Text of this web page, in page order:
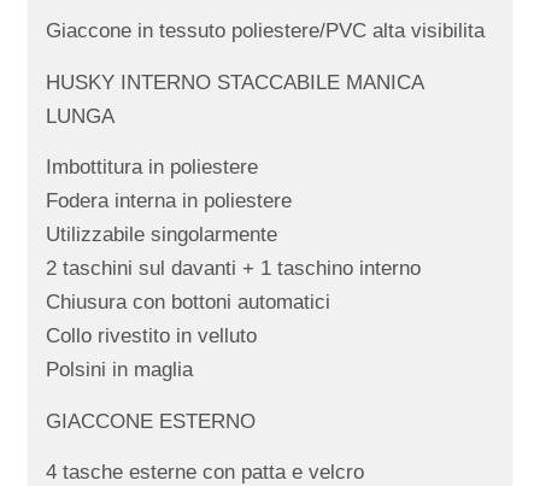
Giaccone in tessuto poliestere/PVC alta visibilita
HUSKY INTERNO STACCABILE MANICA
LUNGA
Imbottitura in poliestere
Fodera interna in poliestere
Utilizzabile singolarmente
2 taschini sul davanti + 1 taschino interno
Chiusura con bottoni automatici
Collo rivestito in velluto
Polsini in maglia
GIACCONE ESTERNO
4 tasche esterne con patta e velcro